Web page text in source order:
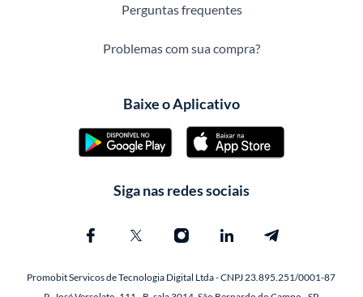
Perguntas frequentes
Problemas com sua compra?
Baixe o Aplicativo
Siga nas redes sociais
Promobit Servicos de Tecnologia Digital Ltda - CNPJ 23.895.251/0001-87